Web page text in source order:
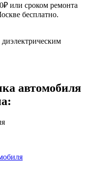
или сроком ремонта
бесплатно.
автомобиля